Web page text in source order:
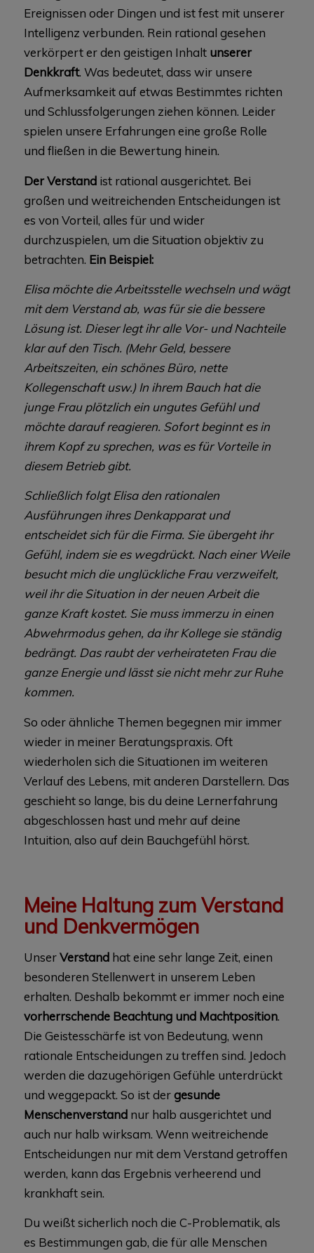
Ereignissen oder Dingen und ist fest mit unserer
Intelligenz verbunden. Rein rational gesehen
verkörpert er den geistigen Inhalt unserer
Denkkraft. Was bedeutet, dass wir unsere
Aufmerksamkeit auf etwas Bestimmtes richten
und Schlussfolgerungen ziehen können. Leider
spielen unsere Erfahrungen eine große Rolle
und fließen in die Bewertung hinein.
Der Verstand ist rational ausgerichtet. Bei
großen und weitreichenden Entscheidungen ist
es von Vorteil, alles für und wider
durchzuspielen, um die Situation objektiv zu
betrachten. Ein Beispiel:
Elisa möchte die Arbeitsstelle wechseln und wägt
mit dem Verstand ab, was für sie die bessere
Lösung ist. Dieser legt ihr alle Vor- und Nachteile
klar auf den Tisch. (Mehr Geld, bessere
Arbeitszeiten, ein schönes Büro, nette
Kollegenschaft usw.) In ihrem Bauch hat die
junge Frau plötzlich ein ungutes Gefühl und
möchte darauf reagieren. Sofort beginnt es in
ihrem Kopf zu sprechen, was es für Vorteile in
diesem Betrieb gibt.
Schließlich folgt Elisa den rationalen
Ausführungen ihres Denkapparat und
entscheidet sich für die Firma. Sie übergeht ihr
Gefühl, indem sie es wegdrückt. Nach einer Weile
besucht mich die unglückliche Frau verzweifelt,
weil ihr die Situation in der neuen Arbeit die
ganze Kraft kostet. Sie muss immerzu in einen
Abwehrmodus gehen, da ihr Kollege sie ständig
bedrängt. Das raubt der verheirateten Frau die
ganze Energie und lässt sie nicht mehr zur Ruhe
kommen.
So oder ähnliche Themen begegnen mir immer
wieder in meiner Beratungspraxis. Oft
wiederholen sich die Situationen im weiteren
Verlauf des Lebens, mit anderen Darstellern. Das
geschieht so lange, bis du deine Lernerfahrung
abgeschlossen hast und mehr auf deine
Intuition, also auf dein Bauchgefühl hörst.
Meine Haltung zum Verstand
und Denkvermögen
UnserVerstandhat eine sehr lange Zeit, einen
besonderen Stellenwert in unserem Leben
erhalten. Deshalb bekommt er immer noch eine
vorherrschende Beachtung und Machtposition.
Die Geistesschärfe ist von Bedeutung, wenn
rationale Entscheidungen zu treffen sind. Jedoch
werden die dazugehörigen Gefühle unterdrückt
und weggepackt. So ist dergesunde
Menschenverstand nur halb ausgerichtet und
auch nur halb wirksam. Wenn weitreichende
Entscheidungen nur mit dem Verstand getroffen
werden, kann das Ergebnis verheerend und
krankhaft sein.
Du weißt sicherlich noch die C-Problematik, als
es Bestimmungen gab, die für alle Menschen